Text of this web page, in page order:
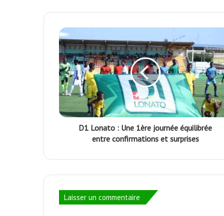
D1 Lonato : Une 1ère journée équilibrée
entre confirmations et surprises
Laisser un commentaire